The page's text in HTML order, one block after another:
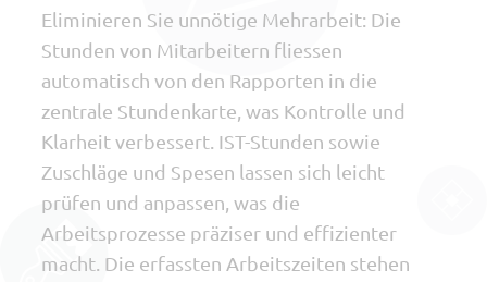
Eliminieren Sie unnötige Mehrarbeit: Die
Stunden von Mitarbeitern fliessen
automatisch von den Rapporten in die
zentrale Stundenkarte, was Kontrolle und
Klarheit verbessert. IST-Stunden sowie
Zuschläge und Spesen lassen sich leicht
prüfen und anpassen, was die
Arbeitsprozesse präziser und effizienter
macht. Die erfassten Arbeitszeiten stehen